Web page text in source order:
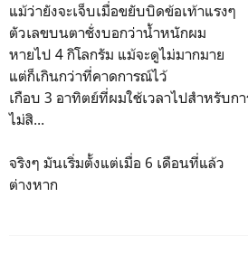
แม้ว่ายังจะเจ็บเมื่อขยับบิดข้อเท้าแรงๆ
ตัวเลขบนตาชั่งบอกว่านํ้าหนักผม
หายไป 4 กิโลกรัม แม้จะดูไม่มากมาย
แต่ก็เกินกว่าที่คาดการณ์ไว้
เกือบ 3 อาทิตย์ที่ผมใช้เวลาไปสำหรับก
ไม่สิ...
จริงๆ มันเริ่มตั้งแต่เมื่อ 6 เดือนที่แล้ว
ต่างหาก